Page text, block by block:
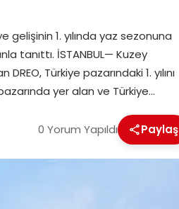
gelişinin 1. yılında yaz sezonuna
tanıttı. İSTANBUL— Kuzey
Türkiye pazarındaki 1. yılını
yer alan ve Türkiye…
0 Yorum Yapıldı Paylaş